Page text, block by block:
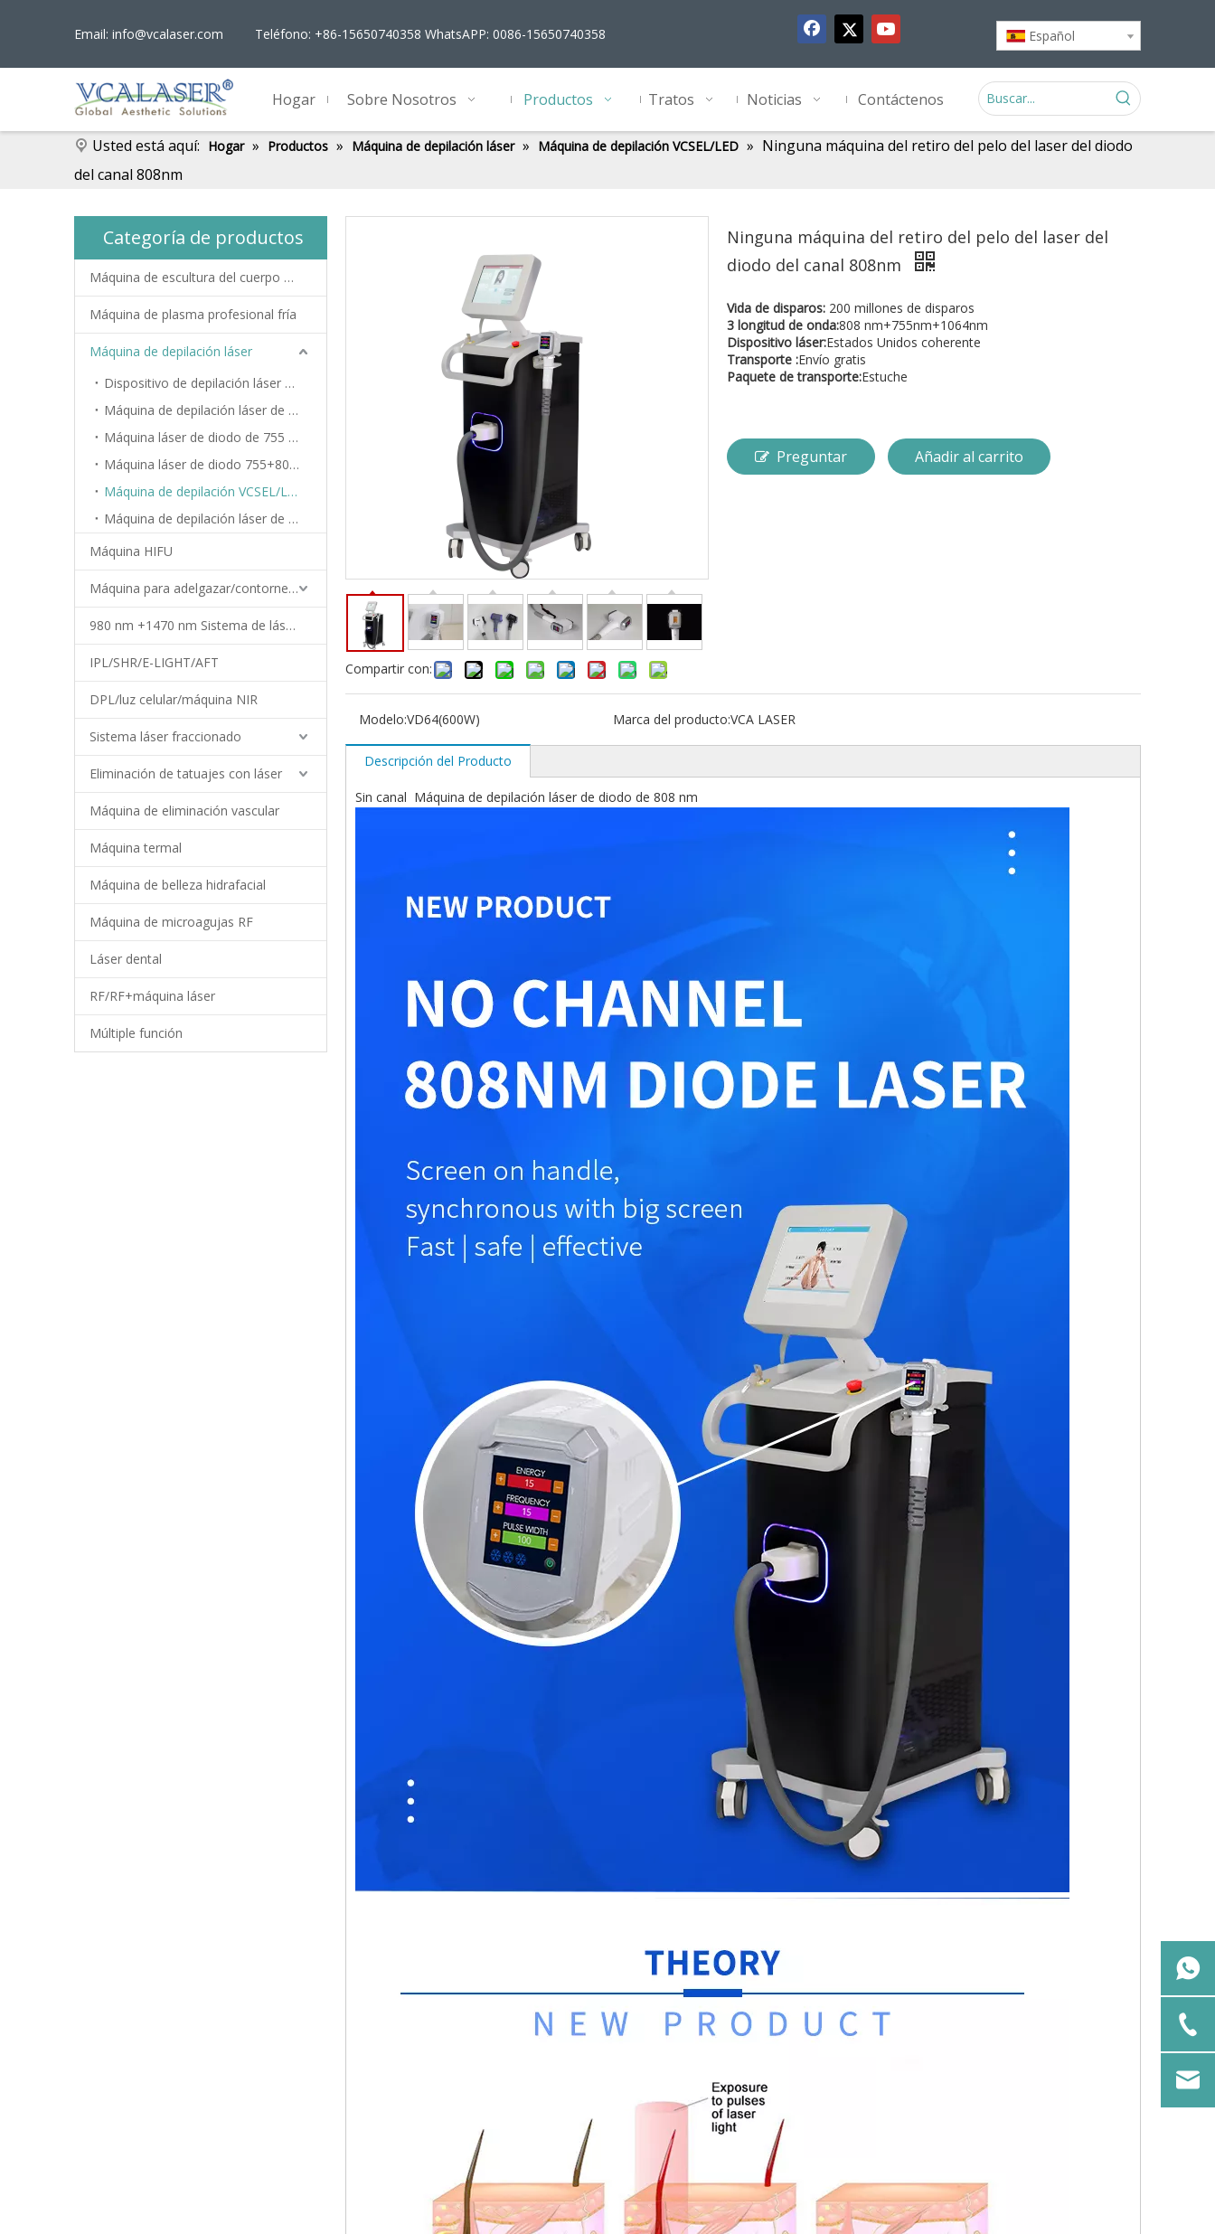
Email: info@vcalaser.com Teléfono: +86-15650740358 WhatsAPP: 0086-15650740358 Español
Hogar Sobre Nosotros Productos Tratos Noticias Contáctenos
Usted está aquí: Hogar » Productos » Máquina de depilación láser » Máquina de depilación VCSEL/LED » Ninguna máquina del retiro del pelo del laser del diodo
del canal 808nm
Categoría de productos
Máquina de escultura del cuerpo EMS
Máquina de plasma profesional fría
Máquina de depilación láser
Dispositivo de depilación láser de doble pieza de mano
Máquina de depilación láser de diodo de 808 nm
Máquina láser de diodo de 755 nm 808 nm 1064 nm
Máquina láser de diodo 755+808+940+1064nm
Máquina de depilación VCSEL/LED
Máquina de depilación láser de diodo acoplado de fibra
Máquina HIFU
Máquina para adelgazar/contornear el cuerpo
980 nm +1470 nm Sistema de láser de diodo
IPL/SHR/E-LIGHT/AFT
DPL/luz celular/máquina NIR
Sistema láser fraccionado
Eliminación de tatuajes con láser
Máquina de eliminación vascular
Máquina termal
Máquina de belleza hidrafacial
Máquina de microagujas RF
Láser dental
RF/RF+máquina láser
Múltiple función
Compartir con:
Ninguna máquina del retiro del pelo del laser del
diodo del canal 808nm
Vida de disparos: 200 millones de disparos
3 longitud de onda:808 nm+755nm+1064nm
Dispositivo láser:Estados Unidos coherente
Transporte :Envío gratis
Paquete de transporte:Estuche
Preguntar Añadir al carrito
Modelo:VD64(600W) Marca del producto:VCA LASER
Descripción del Producto
Sin canal Máquina de depilación láser de diodo de 808 nm